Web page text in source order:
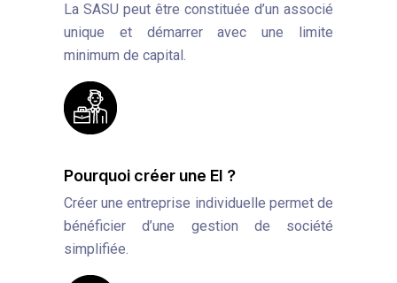
La SASU peut être constituée d’un associé
unique et démarrer avec une limite
minimum de capital.
Pourquoi créer une EI ?
Créer une entreprise individuelle permet de
bénéficier d’une gestion de société
simplifiée.